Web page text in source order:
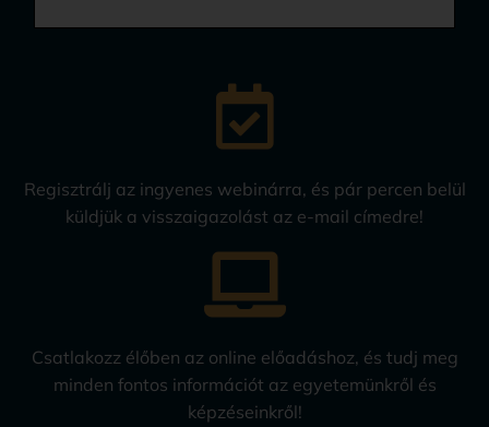
Regisztrálj az ingyenes webinárra, és pár percen belül
küldjük a visszaigazolást az e-mail címedre!
Csatlakozz élőben az online előadáshoz, és tudj meg
minden fontos információt az egyetemünkről és
képzéseinkről!